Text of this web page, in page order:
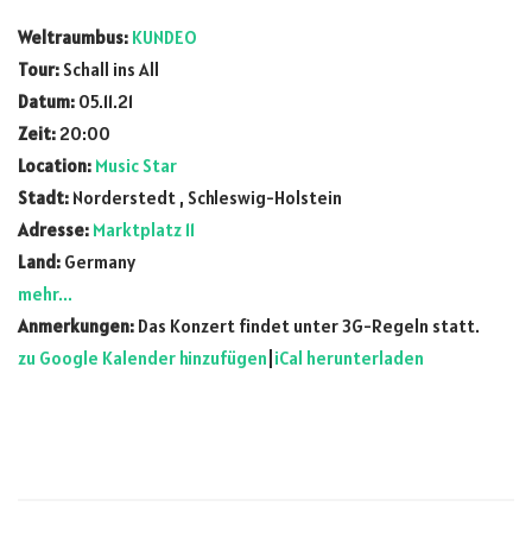
Weltraumbus: KUNDEO
Tour: Schall ins All
Datum: 05.11.21
Zeit:20:00
Location: Music Star
Stadt: Norderstedt , Schleswig-Holstein
Adresse: Marktplatz 11
Land: Germany
mehr...
Anmerkungen: Das Konzert findet unter 3G-Regeln statt.
zu Google Kalender hinzufügen iCal herunterladen